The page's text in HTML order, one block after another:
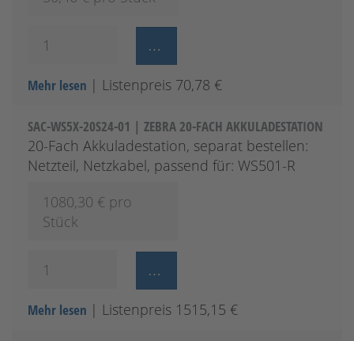
Mehr lesen | Listenpreis 70,78 €
SAC-WS5X-20S24-01 | ZEBRA 20-FACH AKKULADESTATION
20-Fach Akkuladestation, separat bestellen:
Netzteil, Netzkabel, passend für: WS501-R
1080,30 € pro
Stück
Mehr lesen | Listenpreis 1515,15 €